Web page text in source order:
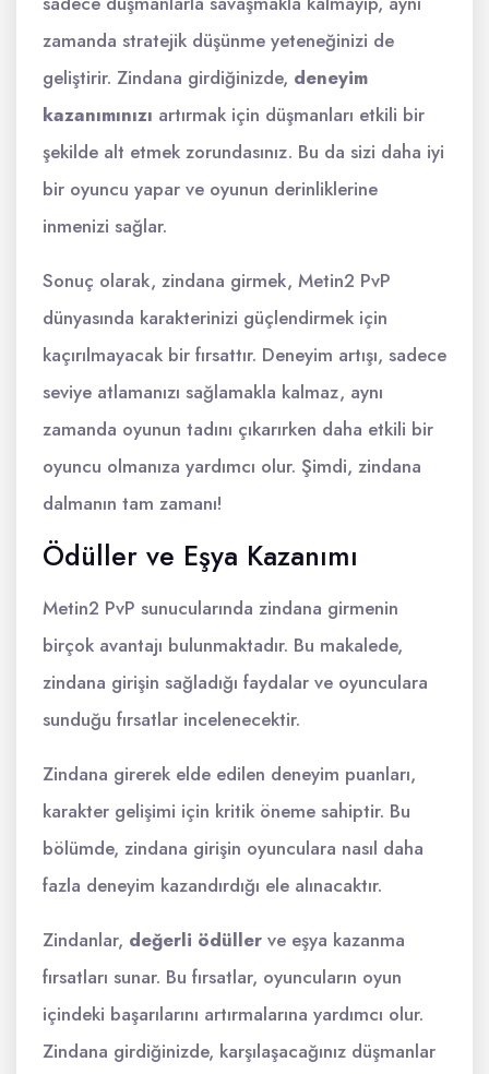
zamanda stratejik düşünme yeteneğinizi de
geliştirir. Zindana girdiğinizde, deneyim
kazanımınızı artırmak için düşmanları etkili bir
şekilde alt etmek zorundasınız. Bu da sizi daha iyi
bir oyuncu yapar ve oyunun derinliklerine
inmenizi sağlar.
Sonuç olarak, zindana girmek, Metin2 PvP
dünyasında karakterinizi güçlendirmek için
kaçırılmayacak bir fırsattır. Deneyim artışı, sadece
seviye atlamanızı sağlamakla kalmaz, aynı
zamanda oyunun tadını çıkarırken daha etkili bir
oyuncu olmanıza yardımcı olur. Şimdi, zindana
dalmanın tam zamanı!
Ödüller ve Eşya Kazanımı
Metin2 PvP sunucularında zindana girmenin
birçok avantajı bulunmaktadır. Bu makalede,
zindana girişin sağladığı faydalar ve oyunculara
sunduğu fırsatlar incelenecektir.
Zindana girerek elde edilen deneyim puanları,
karakter gelişimi için kritik öneme sahiptir. Bu
bölümde, zindana girişin oyunculara nasıl daha
fazla deneyim kazandırdığı ele alınacaktır.
Zindanlar, değerli ödüller ve eşya kazanma
fırsatları sunar. Bu fırsatlar, oyuncuların oyun
içindeki başarılarını artırmalarına yardımcı olur.
Zindana girdiğinizde, karşılaşacağınız düşmanlar